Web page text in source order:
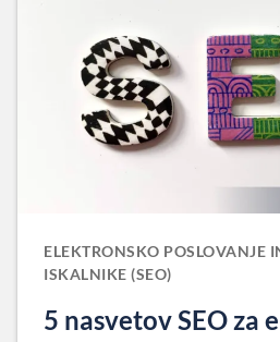
ELEKTRONSKO POSLOVANJE
ISKALNIKE (SEO)
5 nasvetov SEO za